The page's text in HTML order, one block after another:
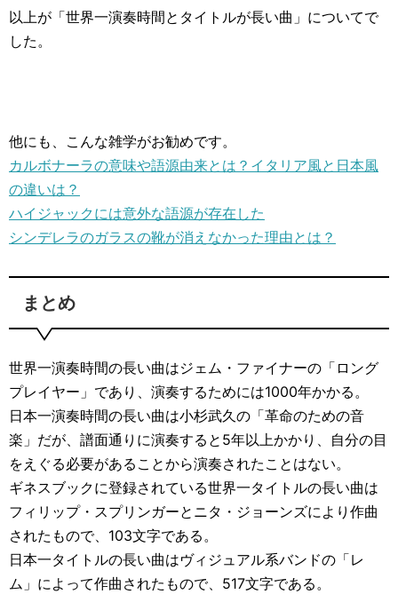
以上が「世界一演奏時間とタイトルが長い曲」についてで
した。
他にも、こんな雑学がお勧めです。
カルボナーラの意味や語源由来とは？イタリア風と日本風
の違いは？
ハイジャックには意外な語源が存在した
シンデレラのガラスの靴が消えなかった理由とは？
まとめ
世界一演奏時間の長い曲はジェム・ファイナーの「ロング
プレイヤー」であり、演奏するためには1000年かかる。
日本一演奏時間の長い曲は小杉武久の「革命のための音
楽」だが、譜面通りに演奏すると5年以上かかり、自分の目
をえぐる必要があることから演奏されたことはない。
ギネスブックに登録されている世界一タイトルの長い曲は
フィリップ・スプリンガーとニタ・ジョーンズにより作曲
されたもので、103文字である。
日本一タイトルの長い曲はヴィジュアル系バンドの「レ
ム」によって作曲されたもので、517文字である。